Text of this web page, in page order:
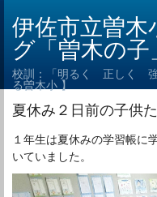
伊佐市立曽
グ「曽木の子
校訓：「明るく 正しく
る曽木小 】
夏休み２日前の子供
１年生は夏休みの学習帳に
いていました。